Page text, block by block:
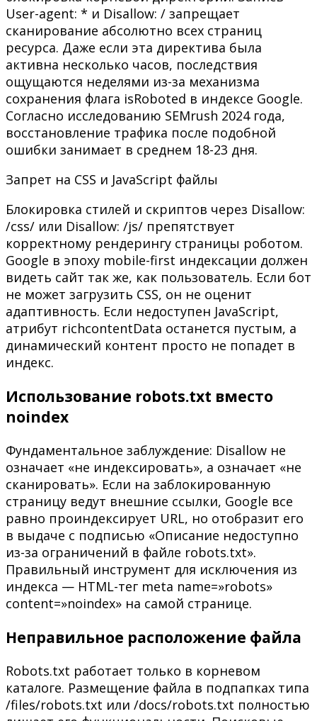
User-agent: * и Disallow: / запрещает
сканирование абсолютно всех страниц
ресурса. Даже если эта директива была
активна несколько часов, последствия
ощущаются неделями из-за механизма
сохранения флага isRoboted в индексе Google.
Согласно исследованию SEMrush 2024 года,
восстановление трафика после подобной
ошибки занимает в среднем 18-23 дня.
Запрет на CSS и JavaScript файлы
Блокировка стилей и скриптов через Disallow:
/css/ или Disallow: /js/ препятствует
корректному рендерингу страницы роботом.
Google в эпоху mobile-first индексации должен
видеть сайт так же, как пользователь. Если бот
не может загрузить CSS, он не оценит
адаптивность. Если недоступен JavaScript,
атрибут richcontentData останется пустым, а
динамический контент просто не попадет в
индекс.
Использование robots.txt вместо
noindex
Фундаментальное заблуждение: Disallow не
означает «не индексировать», а означает «не
сканировать». Если на заблокированную
страницу ведут внешние ссылки, Google все
равно проиндексирует URL, но отобразит его
в выдаче с подписью «Описание недоступно
из-за ограничений в файле robots.txt».
Правильный инструмент для исключения из
индекса — HTML-тег meta name=»robots»
content=»noindex» на самой странице.
Неправильное расположение файла
Robots.txt работает только в корневом
каталоге. Размещение файла в подпапках типа
/files/robots.txt или /docs/robots.txt полностью